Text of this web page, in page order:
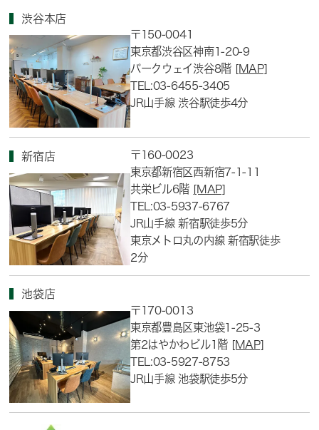
渋谷本店
〒150-0041
東京都渋谷区神南1-20-9
パークウェイ渋谷8階 [MAP]
TEL:03-6455-3405
JR山手線 渋谷駅徒歩4分
新宿店
〒160-0023
東京都新宿区西新宿7-1-11
共栄ビル6階 [MAP]
TEL:03-5937-6767
JR山手線 新宿駅徒歩5分
東京メトロ丸の内線 新宿駅徒歩
2分
池袋店
〒170-0013
東京都豊島区東池袋1-25-3
第2はやかわビル1階 [MAP]
TEL:03-5927-8753
JR山手線 池袋駅徒歩5分